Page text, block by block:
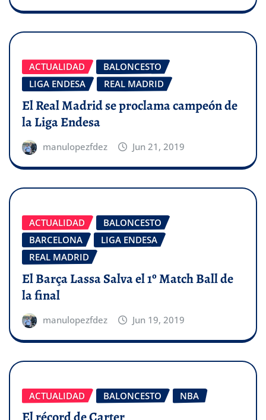
ACTUALIDAD
BALONCESTO
LIGA ENDESA
REAL MADRID
El Real Madrid se proclama campeón de
la Liga Endesa
manulopezfdez Jun 21, 2019
ACTUALIDAD
BALONCESTO
BARCELONA
LIGA ENDESA
REAL MADRID
El Barça Lassa Salva el 1º Match Ball de
la final
manulopezfdez Jun 19, 2019
ACTUALIDAD BALONCESTO NBA